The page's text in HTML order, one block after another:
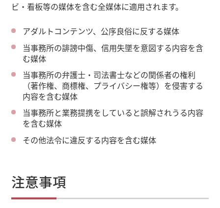
ビ・看板等の媒体を含む全媒体に適用されます。
アダルトコンテンツ、公序良俗に反する媒体
当事務所の誹謗中傷、信用失墜を意図する内容を含
む媒体
当事務所の弁護士・司法書士などの関係者の権利
（著作権、商標権、プライバシー権等）を侵害する
内容を含む媒体
当事務所と業務提携をしていると誤解されうる内容
を含む媒体
その他法令に違反する内容を含む媒体
注意事項